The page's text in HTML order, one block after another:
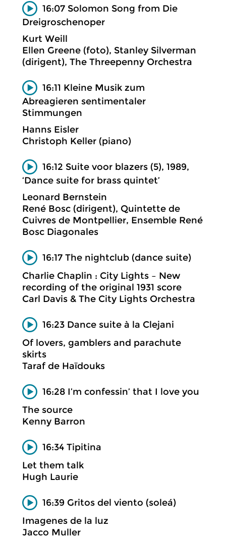
16:07 Solomon Song from Die
Dreigroschenoper
Kurt Weill
Ellen Greene (foto), Stanley Silverman
(dirigent), The Threepenny Orchestra
16:11 Kleine Musik zum
Abreagieren sentimentaler
Stimmungen
Hanns Eisler
Christoph Keller (piano)
16:12 Suite voor blazers (5), 1989,
‘Dance suite for brass quintet’
Leonard Bernstein
René Bosc (dirigent), Quintette de
Cuivres de Montpellier, Ensemble René
Bosc Diagonales
16:17 The nightclub (dance suite)
Charlie Chaplin : City Lights – New
recording of the original 1931 score
Carl Davis & The City Lights Orchestra
16:23 Dance suite à la Clejani
Of lovers, gamblers and parachute
skirts
Taraf de Haïdouks
16:28 I’m confessin’ that I love you
The source
Kenny Barron
16:34 Tipitina
Let them talk
Hugh Laurie
16:39 Gritos del viento (soleá)
Imagenes de la luz
Jacco Muller